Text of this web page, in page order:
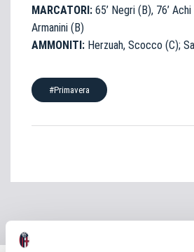
MARCATORI: 65’ Negri (B), 76’
Armanini (B)
AMMONITI: Herzuah, Scocco (C);
#Primavera